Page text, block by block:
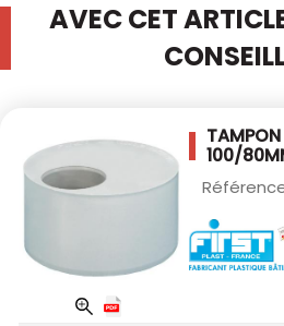
AVEC CET
100/